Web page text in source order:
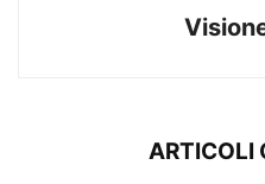
ARTICOLI